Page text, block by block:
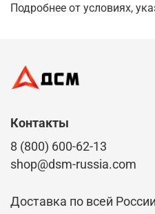
Подробнее от условиях,
Контакты
8 (800) 600-62-13
shop@dsm-russia.com
Доставка по всей России